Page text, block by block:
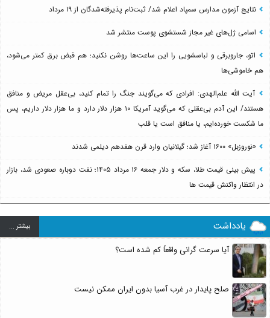
نتایج آزمون مدارس سمپاد اعلام شد/ ثبت‌نام پذیرفته‌شدگان از ۱۹ مرداد
اسامی ژل‌های غیر مجاز شستشوی پوست منتشر شد
اتو، جاروبرقی و لباسشویی را این ساعت‌ها روشن نکنید؛ هم قبض برق کمتر می‌شود،
هم خاموشی‌ها
آیت الله علم‌الهدی: افرادی که می‌گویند جنگ را تمام کنید، بی‌عقل مریض و منافق
هستند/ این آدم بی‌عقلی که می‌گوید آمریکا ۱۰ هزار دلار دارد و ما هزار دلار داریم، پس
ما شکست خورده‌ایم، یا منافق است یا قلب
«نوروزبل» ۱۶۰۰ آغاز شد؛ گیلانیان وارد قرن هفدهم دیلمی شدند
پیش بینی قیمت طلا، سکه و دلار جمعه ۱۶ مرداد ۱۴۰۵؛ نفت دوباره صعودی شد، بازار
در انتظار واکنش قیمت ها
یادداشت بيشتر ...
آیا سرعت گرانی واقعاً کم شده است؟
صلح پایدار در غرب آسیا بدون ایران ممکن نیست